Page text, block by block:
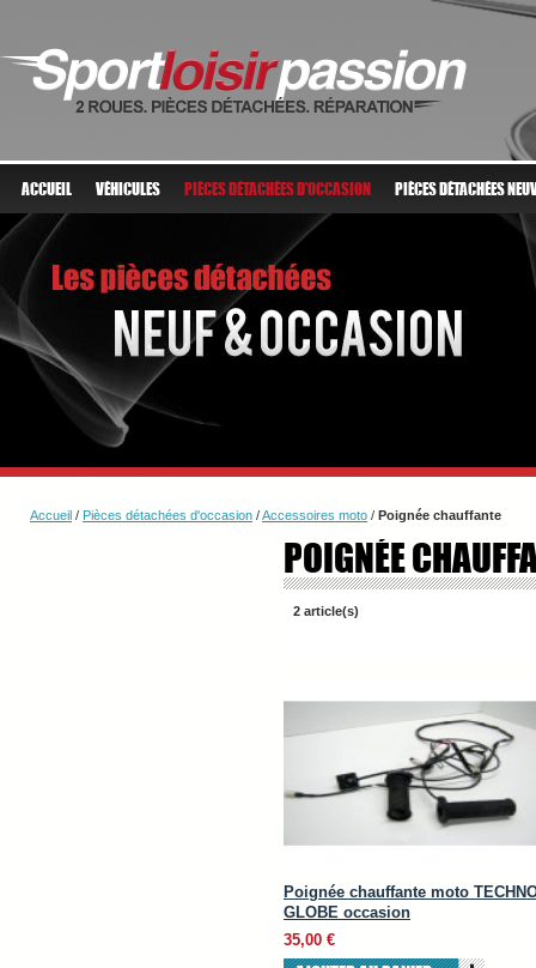
ACCUEIL VÉHICULES PIÈCES DÉTACHÉES D'OCCASION PIÈCES DÉTACHÉES
Accueil / Pièces détachées d'occasion /Accessoires moto / Poignée chauffante
POIGNÉE
2 article(s)
Poignée chauffante moto
GLOBE occasion
35,00 €